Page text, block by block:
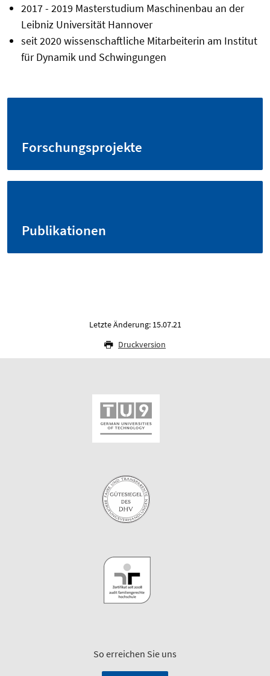
2017 - 2019 Masterstudium Maschinenbau an der
Leibniz Universität Hannover
seit 2020 wissenschaftliche Mitarbeiterin am Institut
für Dynamik und Schwingungen
Forschungsprojekte
Publikationen
Letzte Änderung: 15.07.21
Druckversion
So erreichen Sie uns